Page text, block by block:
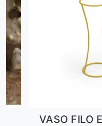
VASO FILO